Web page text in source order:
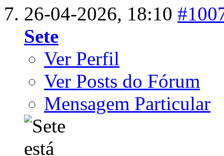
26-04-2026, 18:10
Sete
Ver Perfil
Ver Posts do Fórum
Mensagem Particular